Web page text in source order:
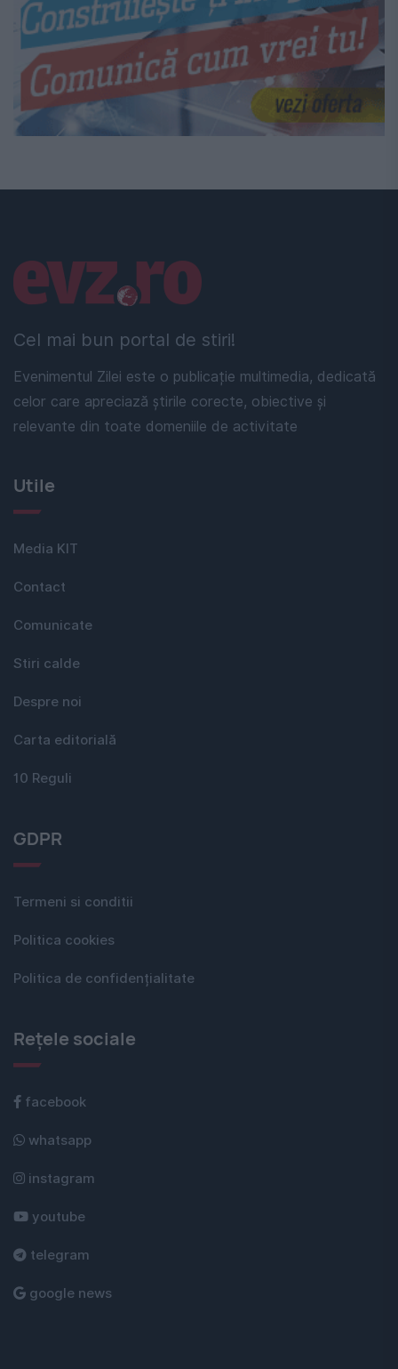
Cel mai bun portal de stiri!
Evenimentul Zilei este o publicație multimedia, dedicată
celor care apreciază știrile corecte, obiective și
relevante din toate domeniile de activitate
Linkuri utile
Utile
Media KIT
Contact
Comunicate
Stiri calde
Despre noi
Carta editorială
10 Reguli
GDPR
Termeni si conditii
Politica cookies
Politica de confidențialitate
Rețele sociale
facebook
whatsapp
instagram
youtube
telegram
google news